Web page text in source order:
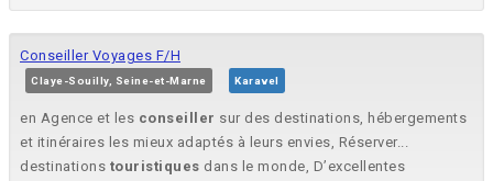
Conseiller Voyages F/H
Claye-Souilly, Seine-et-Marne Karavel
en Agence et les conseiller sur des destinations, hébergements
et itinéraires les mieux adaptés à leurs envies, Réserver...
destinations touristiques dans le monde, D’excellentes